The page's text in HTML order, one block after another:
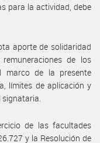
para la actividad, debe
aporte de solidaridad
de los
marco de la presente
límites de aplicación y
de las facultades
y la Resolución de